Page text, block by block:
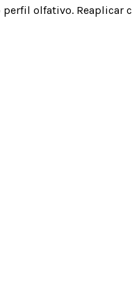
olfativo. Reaplicar